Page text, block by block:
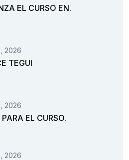
EL CURSO EN.
2026
TEGUI
2026
EL CURSO.
2026